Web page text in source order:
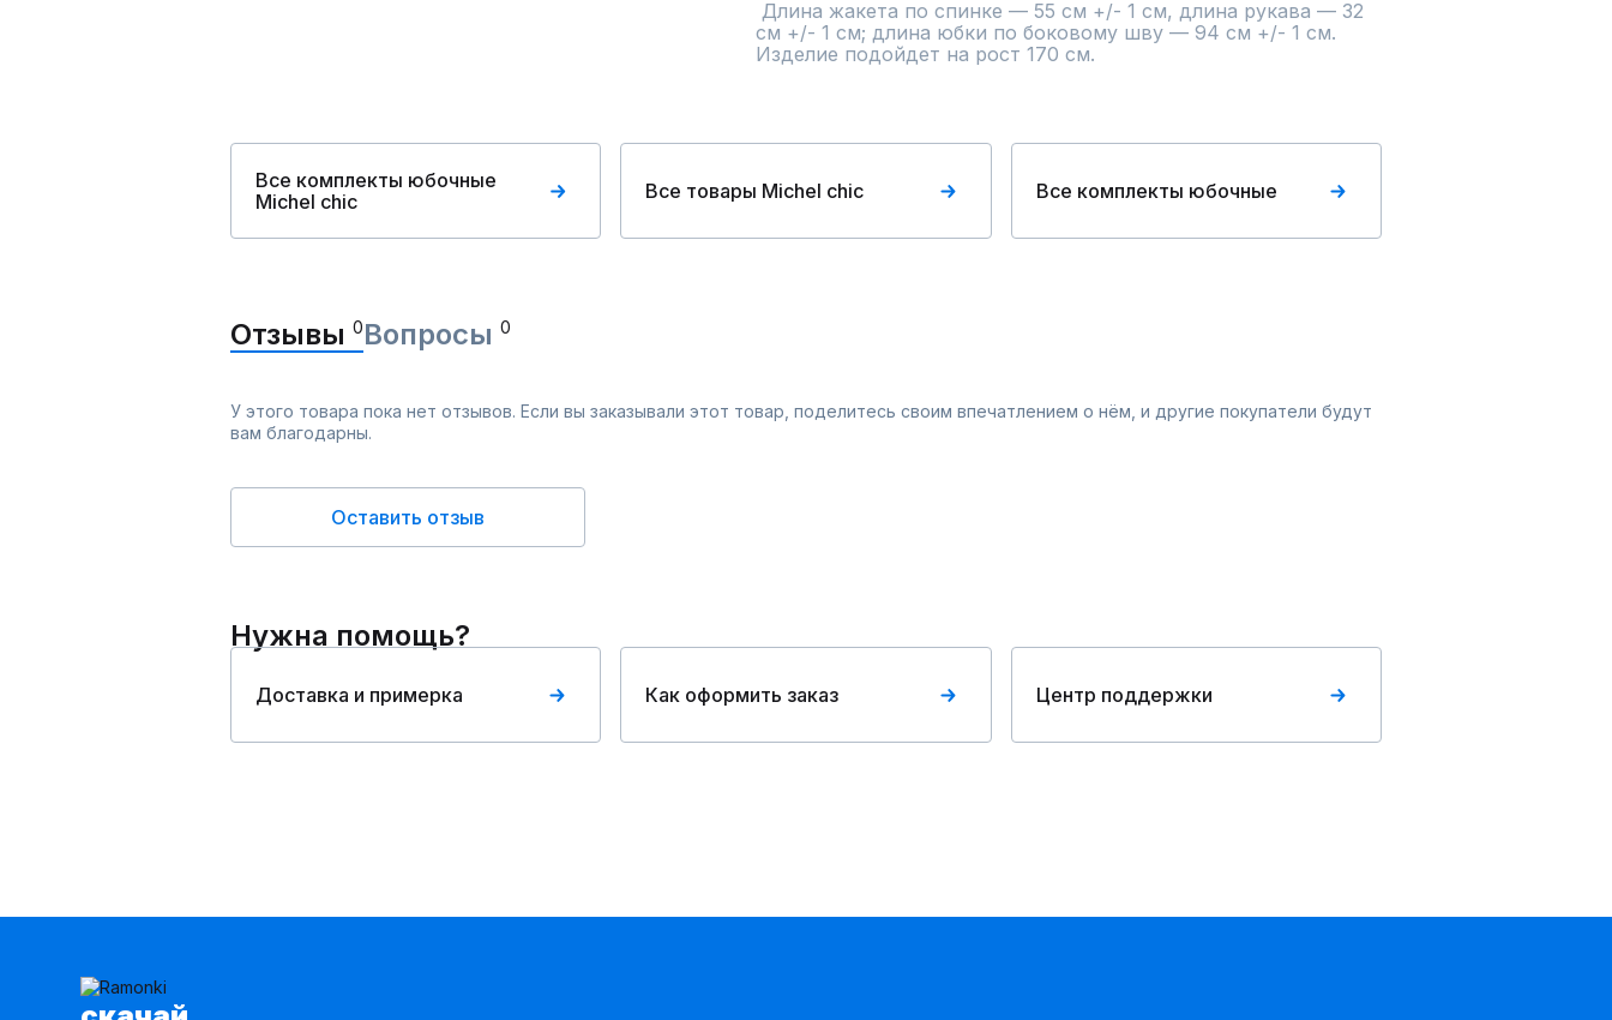
см +/- 1 см; длина юбки по боковому шву — 94 см +/- 1 см.
Изделие подойдет на рост 170 см.
Все комплекты юбочные
Michel chic
Все товары Michel chic Все комплекты юбочные
Отзывы 0Вопросы 0
У этого товара пока нет отзывов. Если вы заказывали этот товар, поделитесь своим впечатлением о нём, и другие покупатели будут
вам благодарны.
Оставить отзыв
Нужна помощь?
Доставка и примерка Как оформить заказ Центр поддержки